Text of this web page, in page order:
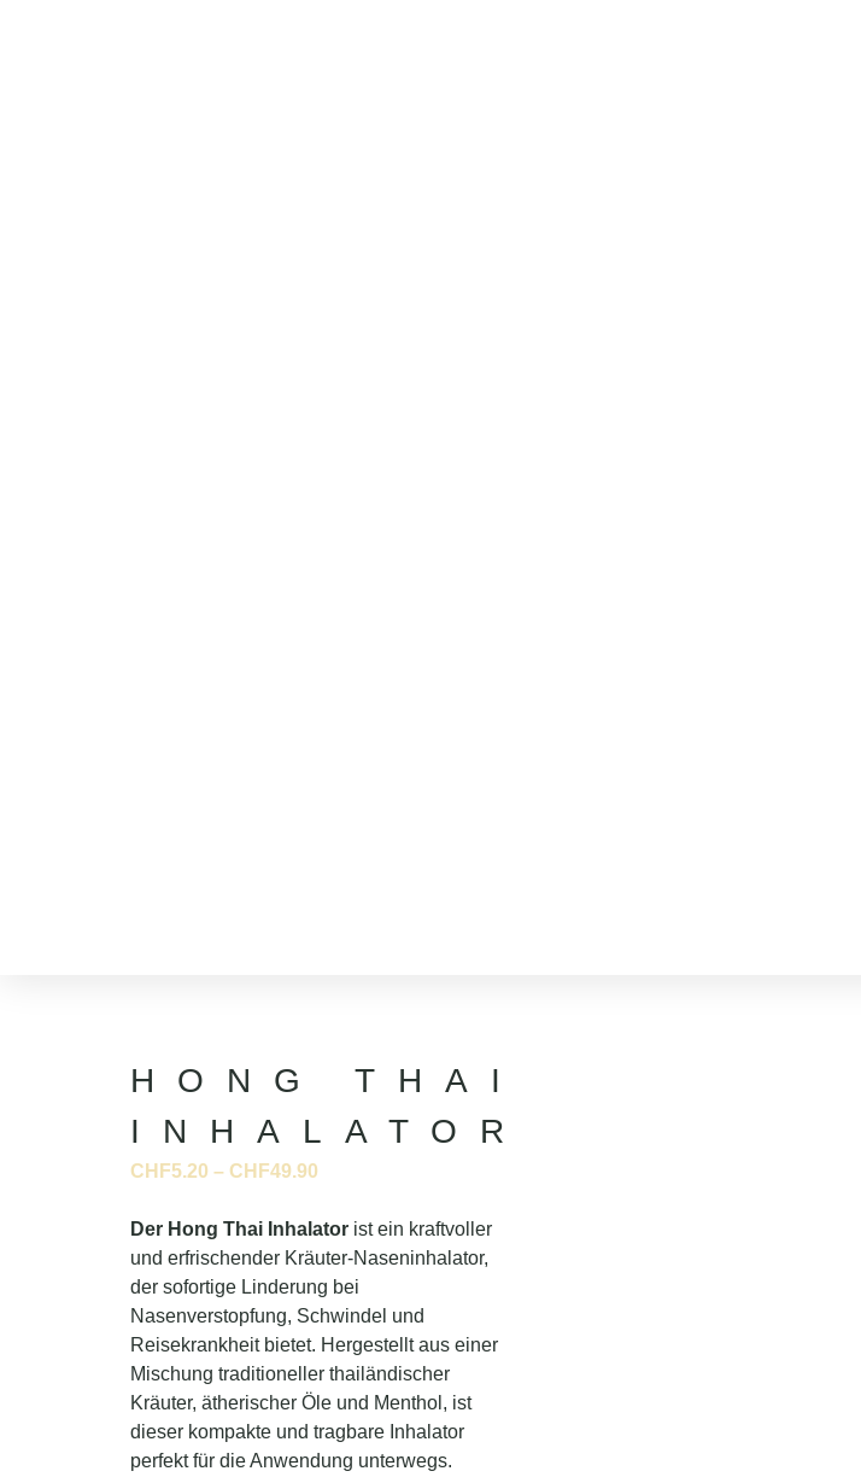
HONG THAI
INHALATOR
CHF5.20 – CHF49.90
Der Hong Thai Inhalatorist ein kraftvoller
und erfrischender Kräuter-Naseninhalator,
der sofortige Linderung bei
Nasenverstopfung, Schwindel und
Reisekrankheit bietet. Hergestellt aus einer
Mischung traditioneller thailändischer
Kräuter, ätherischer Öle und Menthol, ist
dieser kompakte und tragbare Inhalator
perfekt für die Anwendung unterwegs.